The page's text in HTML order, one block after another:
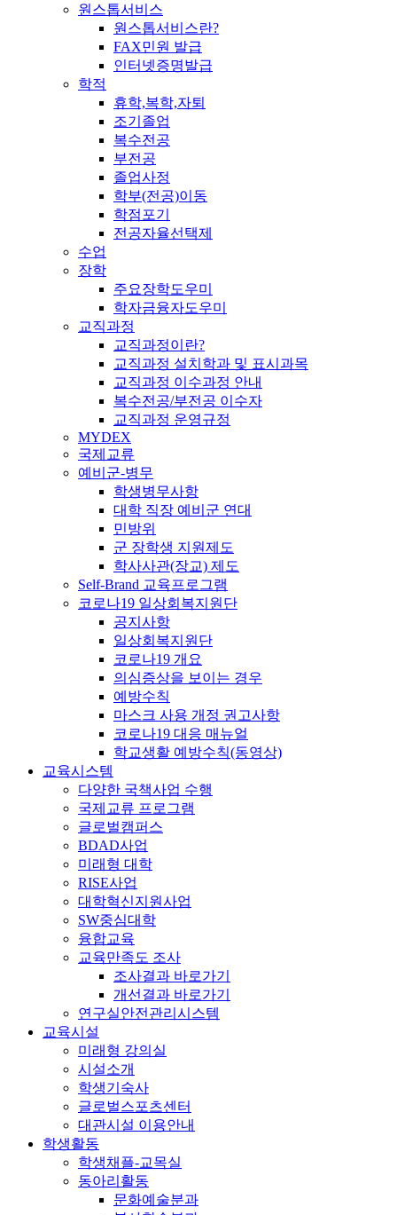
원스톱서비스
원스톱서비스란?
FAX민원 발급
인터넷증명발급
학적
휴학,복학,자퇴
조기졸업
복수전공
부전공
졸업사정
학부(전공)이동
학점포기
전공자율선택제
수업
장학
주요장학도우미
학자금융자도우미
교직과정
교직과정이란?
교직과정 설치학과 및 표시과목
교직과정 이수과정 안내
복수전공/부전공 이수자
교직과정 운영규정
MYDEX
국제교류
예비군-병무
학생병무사항
대학 직장 예비군 연대
민방위
군 장학생 지원제도
학사사관(장교) 제도
Self-Brand 교육프로그램
코로나19 일상회복지원단
공지사항
일상회복지원단
코로나19 개요
의심증상을 보이는 경우
예방수칙
마스크 사용 개정 권고사항
코로나19 대응 매뉴얼
학교생활 예방수칙(동영상)
교육시스템
다양한 국책사업 수행
국제교류 프로그램
글로벌캠퍼스
BDAD사업
미래형 대학
RISE사업
대학혁신지원사업
SW중심대학
융합교육
교육만족도 조사
조사결과 바로가기
개선결과 바로가기
연구실안전관리시스템
교육시설
미래형 강의실
시설소개
학생기숙사
글로벌스포츠센터
대관시설 이용안내
학생활동
학생채플-교목실
동아리활동
문화예술분과